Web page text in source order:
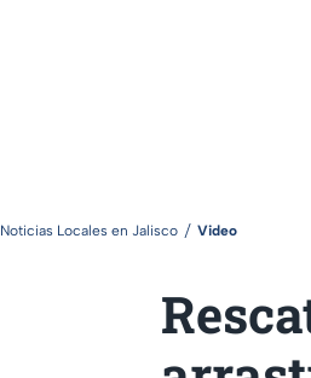
Noticias Locales en Jalisco Video